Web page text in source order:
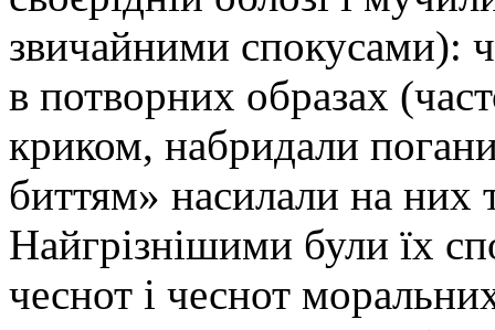
звичайними спокусами):
в потворних образах
криком, набридали
биттям» насилали на них
Найгрізнішими були їх
чеснот і чеснот